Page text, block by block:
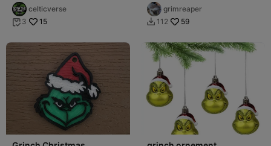
celticverse
 3 15
grimreaper
 112 59